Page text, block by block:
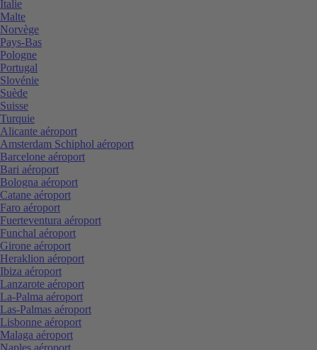
Italie
Malte
Norvège
Pays-Bas
Pologne
Portugal
Slovénie
Suède
Suisse
Turquie
Alicante aéroport
Amsterdam Schiphol aéroport
Barcelone aéroport
Bari aéroport
Bologna aéroport
Catane aéroport
Faro aéroport
Fuerteventura aéroport
Funchal aéroport
Girone aéroport
Heraklion aéroport
Ibiza aéroport
Lanzarote aéroport
La-Palma aéroport
Las-Palmas aéroport
Lisbonne aéroport
Malaga aéroport
Naples aéroport